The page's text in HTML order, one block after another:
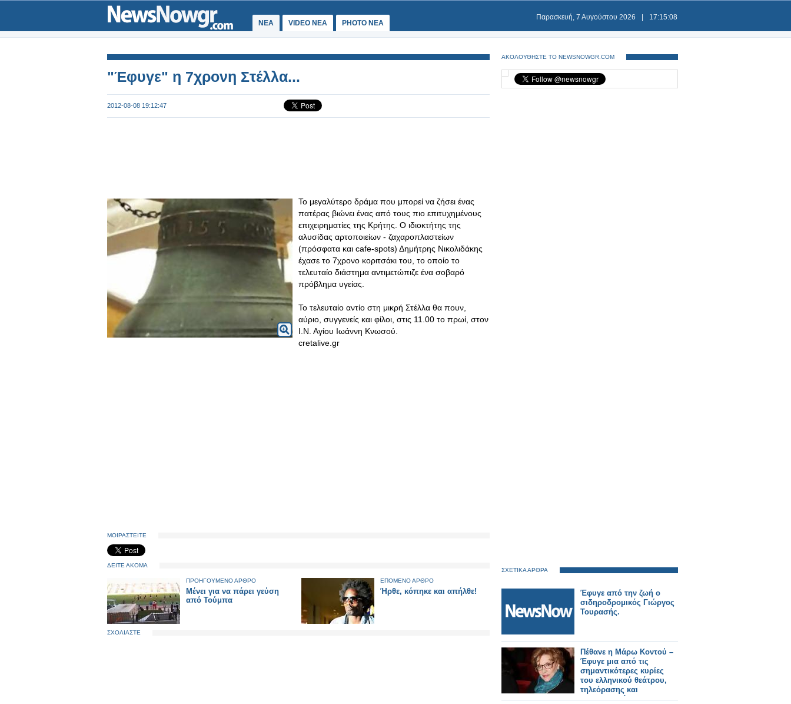
ΝΕΑ VIDEO NEA PHOTO NEA
Παρασκευή, 7 Αυγούστου 2026 17:15:08
"Έφυγε" η 7χρονη Στέλλα...
2012-08-08 19:12:47
Το μεγαλύτερο δράμα που μπορεί να ζήσει ένας
πατέρας βιώνει ένας από τους πιο επιτυχημένους
επιχειρηματίες της Κρήτης. Ο ιδιοκτήτης της
αλυσίδας αρτοποιείων - ζαχαροπλαστείων
(πρόσφατα και cafe-spots) Δημήτρης Νικολιδάκης
έχασε το 7χρονο κοριτσάκι του, το οποίο το
τελευταίο διάστημα αντιμετώπιζε ένα σοβαρό
πρόβλημα υγείας.
Το τελευταίο αντίο στη μικρή Στέλλα θα πουν,
αύριο, συγγενείς και φίλοι, στις 11.00 το πρωί, στον
Ι.Ν. Αγίου Ιωάννη Κνωσού.
cretalive.gr
ΜΟΙΡΑΣΤΕΙΤΕ
ΔΕΙΤΕ ΑΚΟΜΑ
ΠΡΟΗΓΟΥΜΕΝΟ ΑΡΘΡΟ
Μένει για να πάρει γεύση
από Τούμπα
ΕΠΟΜΕΝΟ ΑΡΘΡΟ
Ήρθε, κόπηκε και απήλθε!
ΣΧΟΛΙΑΣΤΕ
ΑΚΟΛΟΥΘΗΣΤΕ ΤΟ NEWSNOWGR.COM
ΣΧΕΤΙΚΑ ΑΡΘΡΑ
Έφυγε από την ζωή ο
σιδηροδρομικός Γιώργος
Τουρασής.
Πέθανε η Μάρω Κοντού –
Έφυγε μια από τις
σημαντικότερες κυρίες
του ελληνικού θεάτρου,
τηλεόρασης και
κινηματογράφου